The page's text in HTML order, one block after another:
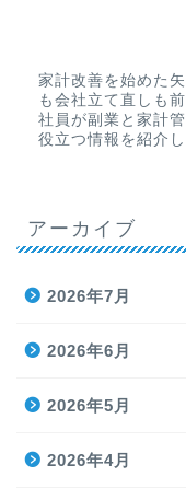
家計改善を始めた
も会社立て直しも
社員が副業と家計
役立つ情報を紹介し
アーカイブ
2026年7月
2026年6月
2026年5月
2026年4月